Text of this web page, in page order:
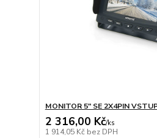
MONITOR 5" SE 2X4PIN
2 316,00 Kč/ks
1 914,05 Kč bez DPH